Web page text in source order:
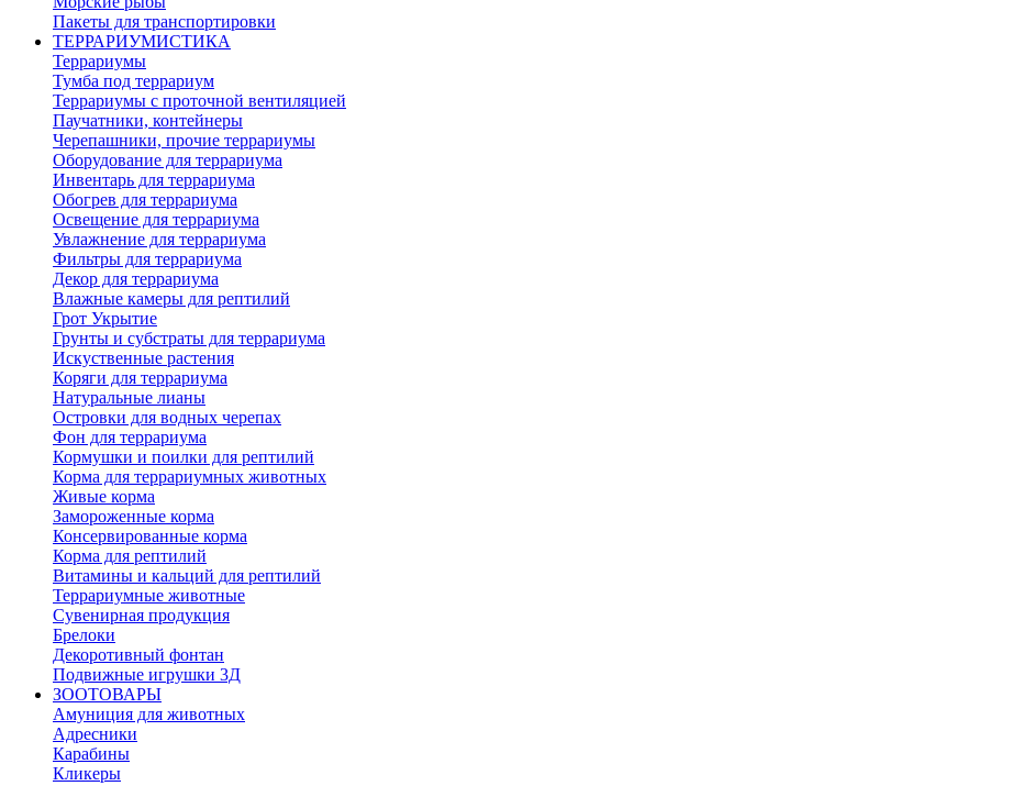
Пакеты для транспортировки
ТЕРРАРИУМИСТИКА
Террариумы
Тумба под террариум
Террариумы с проточной вентиляцией
Паучатники, контейнеры
Черепашники, прочие террариумы
Оборудование для террариума
Инвентарь для террариума
Обогрев для террариума
Освещение для террариума
Увлажнение для террариума
Фильтры для террариума
Декор для террариума
Влажные камеры для рептилий
Грот Укрытие
Грунты и субстраты для террариума
Искуственные растения
Коряги для террариума
Натуральные лианы
Островки для водных черепах
Фон для террариума
Кормушки и поилки для рептилий
Корма для террариумных животных
Живые корма
Замороженные корма
Консервированные корма
Корма для рептилий
Витамины и кальций для рептилий
Террариумные животные
Сувенирная продукция
Брелоки
Декоротивный фонтан
Подвижные игрушки 3Д
ЗООТОВАРЫ
Амуниция для животных
Адресники
Карабины
Кликеры